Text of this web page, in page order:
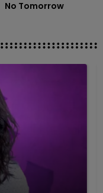
No Tomorrow